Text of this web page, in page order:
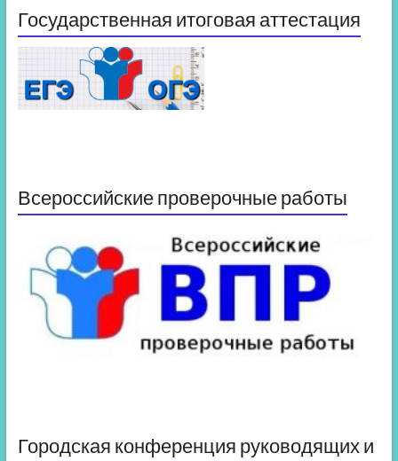
Государственная итоговая аттестация
Всероссийские проверочные работы
Городская конференция руководящих и